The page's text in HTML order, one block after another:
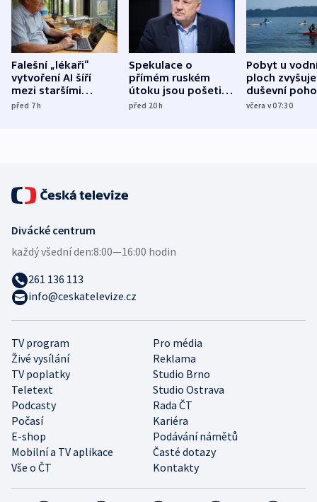
Falešní „lékaři“
vytvoření AI šíří
mezi staršími
Poláky nebezpečné
před 7h
Spekulace o
přímém ruském
útoku jsou pošetilé,
míní estonský
před 20h
Pobyt u
ploch zvyšuje
duševní
ukázala
včera v 07:30
TV program
Pro média
Živé vysílání
Reklama
TV poplatky
Studio Brno
Teletext
Studio Ostrava
Podcasty
Rada ČT
Počasí
Kariéra
E-shop
Podávání námětů
Mobilní a TV aplikace
Časté dotazy
Vše o ČT
Kontakty
Divácké centrum
každý všední den:8:00—16:00 hodin
261 136 113
info@ceskatelevize.cz